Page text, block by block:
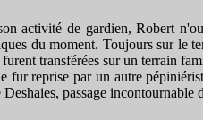
activité de gardien, Robert
du moment. Toujours sur le
transférées sur un terrain
fur reprise par un autre
passage incontournable